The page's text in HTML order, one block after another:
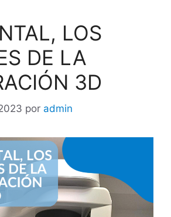
LOS
DE LA
3D
por admin